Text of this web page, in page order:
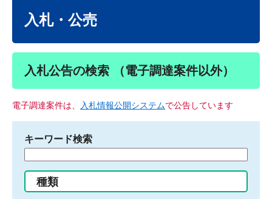
入札・公売
入札公告の検索 （電子調達案件以外）
電子調達案件は、 入札情報公開システムで公告しています
キーワード検索
る
種類